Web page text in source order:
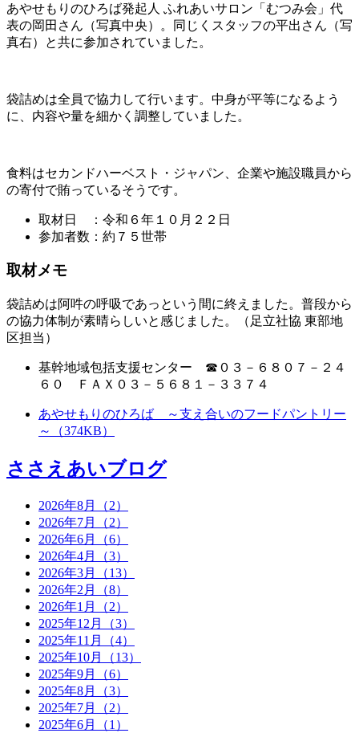
あやせもりのひろば発起人 ふれあいサロン「むつみ会」代
表の岡田さん（写真中央）。同じくスタッフの平出さん（写
真右）と共に参加されていました。
袋詰めは全員で協力して行います。中身が平等になるよう
に、内容や量を細かく調整していました。
食料はセカンドハーベスト・ジャパン、企業や施設職員から
の寄付で賄っているそうです。
取材日 ：令和６年１０月２２日
参加者数：約７５世帯
取材メモ
袋詰めは阿吽の呼吸であっという間に終えました。普段から
の協力体制が素晴らしいと感じました。（足立社協 東部地
区担当）
基幹地域包括支援センター ☎０３－６８０７－２４
６０ ＦＡＸ０３－５６８１－３３７４
あやせもりのひろば ～支え合いのフードパントリー
～（374KB）
ささえあいブログ
2026年8月（2）
2026年7月（2）
2026年6月（6）
2026年4月（3）
2026年3月（13）
2026年2月（8）
2026年1月（2）
2025年12月（3）
2025年11月（4）
2025年10月（13）
2025年9月（6）
2025年8月（3）
2025年7月（2）
2025年6月（1）